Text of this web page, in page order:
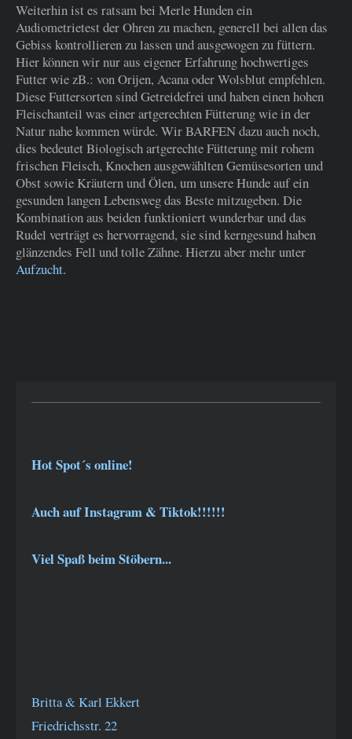
Weiterhin ist es ratsam bei Merle Hunden ein
Audiometrietest der Ohren zu machen, generell bei allen das
Gebiss kontrollieren zu lassen und ausgewogen zu füttern.
Hier können wir nur aus eigener Erfahrung hochwertiges
Futter wie zB.: von Orijen, Acana oder Wolsblut empfehlen.
Diese Futtersorten sind Getreidefrei und haben einen hohen
Fleischanteil was einer artgerechten Fütterung wie in der
Natur nahe kommen würde. Wir BARFEN dazu auch noch,
dies bedeutet Biologisch artgerechte Fütterung mit rohem
frischen Fleisch, Knochen ausgewählten Gemüsesorten und
Obst sowie Kräutern und Ölen, um unsere Hunde auf ein
gesunden langen Lebensweg das Beste mitzugeben. Die
Kombination aus beiden funktioniert wunderbar und das
Rudel verträgt es hervorragend, sie sind kerngesund haben
glänzendes Fell und tolle Zähne. Hierzu aber mehr unter
Aufzucht.
Hot Spot´s online!
Auch auf Instagram & Tiktok!!!!!!
Viel Spaß beim Stöbern...
Britta & Karl Ekkert
Friedrichsstr. 22